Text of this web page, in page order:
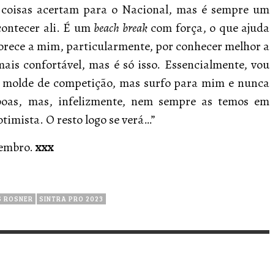
acertam para o Nacional, mas é sempre um
ali. É um beach breakcom força, o que ajuda
a mim, particularmente, por conhecer melhor a
confortável, mas é só isso. Essencialmente, vou
de competição, mas surfo para mim e nunca
mas, infelizmente, nem sempre as temos em
O resto logo se verá…”
xxx
ROSNER SINTRA PRO 2023